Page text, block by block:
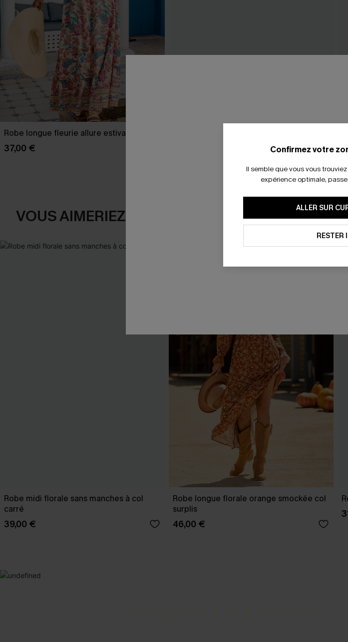
Robe longue fleurie allure estivale
37,00 €
VOUS AIMERIEZ AUSSI
Robe midi florale sans manches à col
carré
39,00 €
Robe longue florale orange smockée col
surplis
46,00 €
Confirmez votre
Il semble que vous vous
expérience optimale,
ALLER SUR
RESTER